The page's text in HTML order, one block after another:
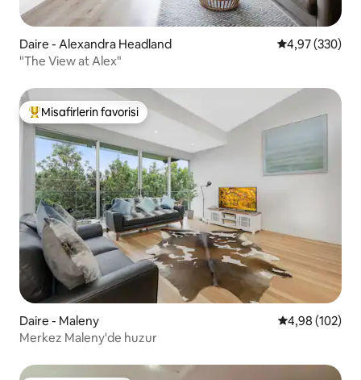
Daire - Alexandra Headland 5 üzerinden
4,97 (330)
"The View at Alex"
Misafirlerin favorilerinden en beğenilenler arasında
Misafirlerin favorisi
Daire - Maleny 5 üzerinden
4,98 (102)
Merkez Maleny'de huzur